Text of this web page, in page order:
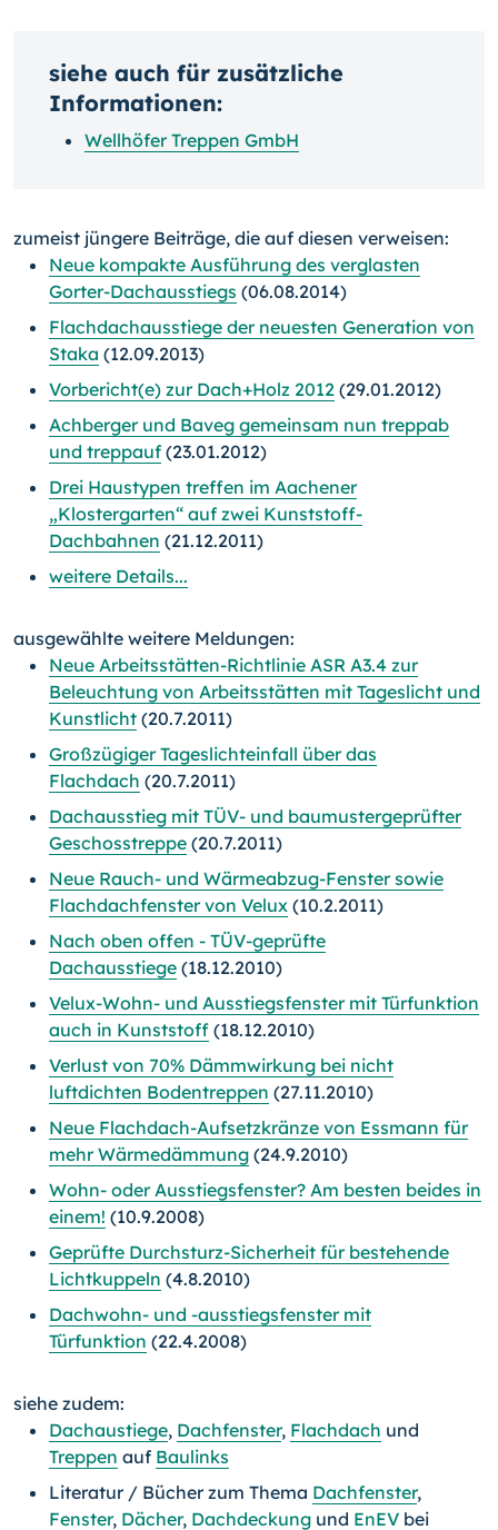
siehe auch für zusätzliche
Informationen:
Wellhöfer Treppen GmbH
zumeist jüngere Beiträge, die auf diesen verweisen:
Neue kompakte Ausführung des verglasten
Gorter-Dachausstiegs (06.08.2014)
Flachdachausstiege der neuesten Generation von
Staka (12.09.2013)
Vorbericht(e) zur Dach+Holz 2012 (29.01.2012)
Achberger und Baveg gemeinsam nun treppab
und treppauf (23.01.2012)
Drei Haustypen treffen im Aachener
„Klostergarten“ auf zwei Kunststoff-
Dachbahnen (21.12.2011)
weitere Details...
ausgewählte weitere Meldungen:
Neue Arbeitsstätten-Richtlinie ASR A3.4 zur
Beleuchtung von Arbeitsstätten mit Tageslicht und
Kunstlicht (20.7.2011)
Großzügiger Tageslichteinfall über das
Flachdach (20.7.2011)
Dachausstieg mit TÜV- und baumustergeprüfter
Geschosstreppe (20.7.2011)
Neue Rauch- und Wärmeabzug-Fenster sowie
Flachdachfenster von Velux (10.2.2011)
Nach oben offen - TÜV-geprüfte
Dachausstiege (18.12.2010)
Velux-Wohn- und Ausstiegsfenster mit Türfunktion
auch in Kunststoff (18.12.2010)
Verlust von 70% Dämmwirkung bei nicht
luftdichten Bodentreppen (27.11.2010)
Neue Flachdach-Aufsetzkränze von Essmann für
mehr Wärmedämmung (24.9.2010)
Wohn- oder Ausstiegsfenster? Am besten beides in
einem! (10.9.2008)
Geprüfte Durchsturz-Sicherheit für bestehende
Lichtkuppeln (4.8.2010)
Dachwohn- und -ausstiegsfenster mit
Türfunktion (22.4.2008)
siehe zudem:
Dachaustiege, Dachfenster, Flachdach und
Treppen auf Baulinks
Literatur / Bücher zum Thema Dachfenster,
Fenster, Dächer, Dachdeckung und EnEV bei